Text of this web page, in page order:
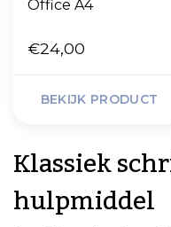
Office A4
€24,00
BEKIJK PRODUCT
Klassiek
hulpmiddel